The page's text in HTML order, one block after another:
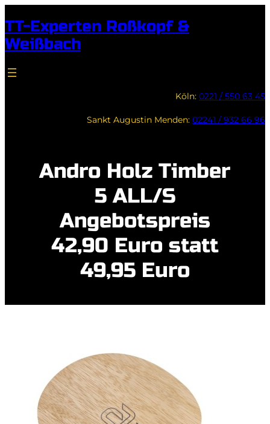
Inhalt
springen
TT-Experten Roßkopf &
Weißbach
Köln: 0221 / 550 63 45
Sankt Augustin Menden: 02241 / 932 66 96
Andro Holz Timber
5 ALL/S
Angebotspreis
42,90 Euro statt
49,95 Euro